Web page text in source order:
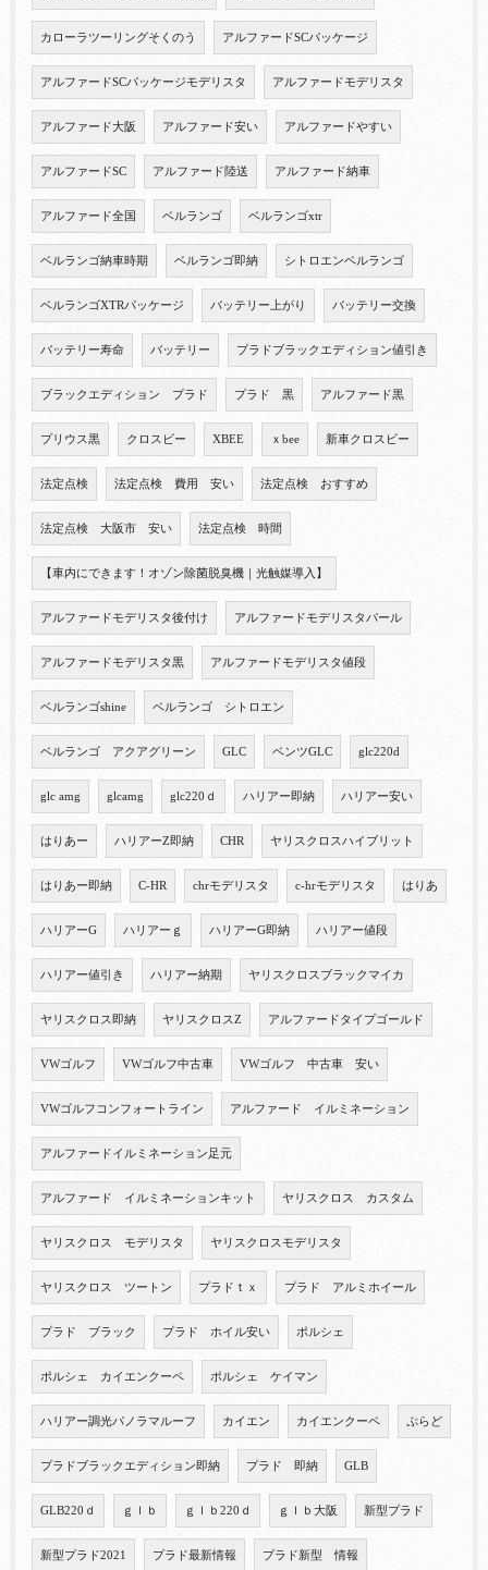
カローラツーリングそくのう アルファードSCパッケージ
アルファードSCパッケージモデリスタ アルファードモデリスタ
アルファード大阪 アルファード安い アルファードやすい
アルファードSC アルファード陸送 アルファード納車
アルファード全国 ベルランゴ ベルランゴxtr
ベルランゴ納車時期 ベルランゴ即納 シトロエンベルランゴ
ベルランゴXTRパッケージ バッテリー上がり バッテリー交換
バッテリー寿命 バッテリー プラドブラックエディション値引き
ブラックエディション プラド プラド 黒 アルファード黒
プリウス黒 クロスビー XBEE ｘbee 新車クロスビー
法定点検 法定点検 費用 安い 法定点検 おすすめ
法定点検 大阪市 安い 法定点検 時間
【車内にできます！オゾン除菌脱臭機｜光触媒導入】
アルファードモデリスタ後付け アルファードモデリスタパール
アルファードモデリスタ黒 アルファードモデリスタ値段
ベルランゴshine ベルランゴ シトロエン
ベルランゴ アクアグリーン GLC ベンツGLC glc220d
glc amg glcamg glc220ｄ ハリアー即納 ハリアー安い
はりあー ハリアーZ即納 CHR ヤリスクロスハイブリット
はりあー即納 C-HR chrモデリスタ c-hrモデリスタ はりあ
ハリアーG ハリアーｇ ハリアーG即納 ハリアー値段
ハリアー値引き ハリアー納期 ヤリスクロスブラックマイカ
ヤリスクロス即納 ヤリスクロスZ アルファードタイプゴールド
VWゴルフ VWゴルフ中古車 VWゴルフ 中古車 安い
VWゴルフコンフォートライン アルファード イルミネーション
アルファードイルミネーション足元
アルファード イルミネーションキット ヤリスクロス カスタム
ヤリスクロス モデリスタ ヤリスクロスモデリスタ
ヤリスクロス ツートン プラドｔｘ プラド アルミホイール
プラド ブラック プラド ホイル安い ポルシェ
ポルシェ カイエンクーペ ポルシェ ケイマン
ハリアー調光パノラマルーフ カイエン カイエンクーペ ぷらど
プラドブラックエディション即納 プラド 即納 GLB
GLB220ｄ ｇｌｂ ｇｌｂ220ｄ ｇｌｂ大阪 新型プラド
新型プラド2021 プラド最新情報 プラド新型 情報